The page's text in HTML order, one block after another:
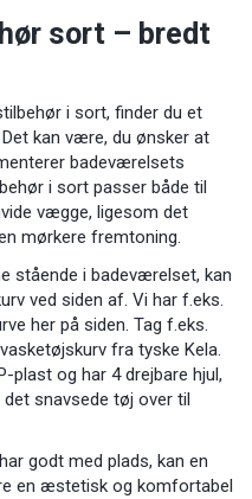
sort – bredt
i sort, finder du et
kan være, du ønsker at
badeværelsets
i sort passer både til
vægge, ligesom det
mørkere fremtoning.
stående i badeværelset, kan
ved siden af. Vi har f.eks.
her på siden. Tag f.eks.
fra tyske Kela.
plast og har 4 drejbare hjul,
snavsede tøj over til
godt med plads, kan en
en æstetisk og komfortabel